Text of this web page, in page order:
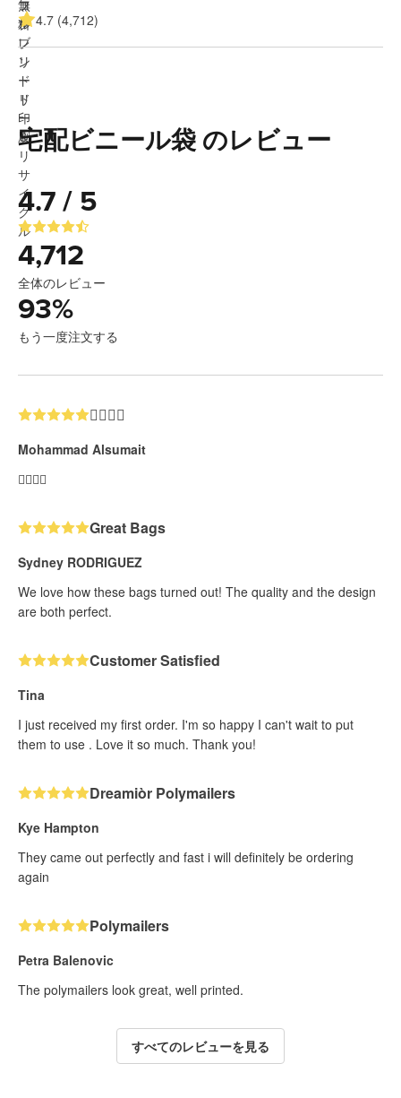
4.7 (4,712)
宅配ビニール袋 のレビュー
4.7 / 5
4,712
全体のレビュー
93%
もう一度注文する
👍🏼👍🏼
Mohammad Alsumait
👍🏼👍🏼
Great Bags
Sydney RODRIGUEZ
We love how these bags turned out! The quality and the design
are both perfect.
Customer Satisfied
Tina
I just received my first order. I'm so happy I can't wait to put
them to use . Love it so much. Thank you!
Dreamiòr Polymailers
Kye Hampton
They came out perfectly and fast i will definitely be ordering
again
Polymailers
Petra Balenovic
The polymailers look great, well printed.
すべてのレビューを見る